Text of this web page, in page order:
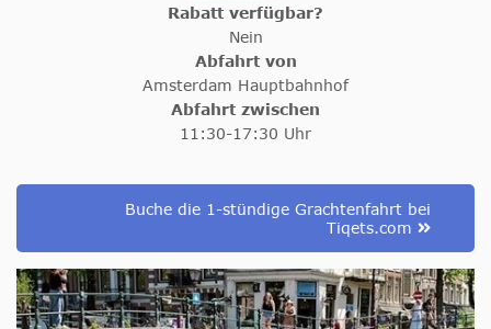
Rabatt verfügbar?
Nein
Abfahrt von
Amsterdam Hauptbahnhof
Abfahrt zwischen
11:30-17:30 Uhr
Buche die 1-stündige Grachtenfahrt bei
Tiqets.com